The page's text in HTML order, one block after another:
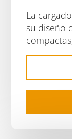
La
su diseño